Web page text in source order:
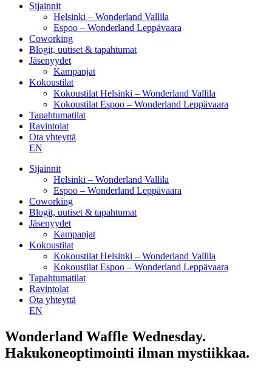
Sijainnit
Helsinki – Wonderland Vallila
Espoo – Wonderland Leppävaara
Coworking
Blogit, uutiset & tapahtumat
Jäsenyydet
Kampanjat
Kokoustilat
Kokoustilat Helsinki – Wonderland Vallila
Kokoustilat Espoo – Wonderland Leppävaara
Tapahtumatilat
Ravintolat
Ota yhteyttä
EN
Sijainnit
Helsinki – Wonderland Vallila
Espoo – Wonderland Leppävaara
Coworking
Blogit, uutiset & tapahtumat
Jäsenyydet
Kampanjat
Kokoustilat
Kokoustilat Helsinki – Wonderland Vallila
Kokoustilat Espoo – Wonderland Leppävaara
Tapahtumatilat
Ravintolat
Ota yhteyttä
EN
Wonderland Waffle Wednesday.
Hakukoneoptimointi ilman mystiikkaa.